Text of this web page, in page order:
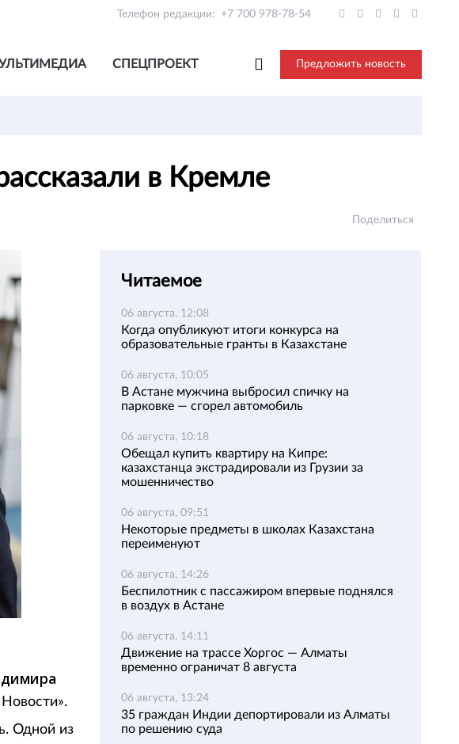
Телефон редакции: +7 700 978-78-54
СПЕЦПРОЕКТ Предложить новость
в Кремле
Поделиться
Одной из
Читаемое
06 августа, 12:08
Когда опубликуют итоги конкурса на
образовательные гранты в Казахстане
06 августа, 10:05
В Астане мужчина выбросил спичку на
парковке — сгорел автомобиль
06 августа, 10:18
Обещал купить квартиру на Кипре:
казахстанца экстрадировали из Грузии за
мошенничество
06 августа, 09:51
Некоторые предметы в школах Казахстана
переименуют
06 августа, 14:26
Беспилотник с пассажиром впервые поднялся
в воздух в Астане
06 августа, 14:11
Движение на трассе Хоргос — Алматы
временно ограничат 8 августа
06 августа, 13:24
35 граждан Индии депортировали из Алматы
по решению суда